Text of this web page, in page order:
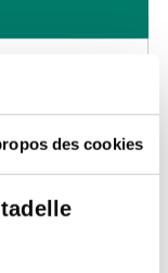
des cookies